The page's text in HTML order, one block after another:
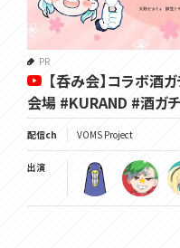
----------
VOMS公式切り抜き再生リスト
https://www.youtube.com/
TR3Qdbc5evf086
VOMS切り抜き動画タグ：
----------
GYARI（VOMSスタッフ）
Youtube：https://
Twitter：https://twitter.com/
Web：http://www.gyari.com/
VOMS Project
PR
【呑み会】コラボ
会場 #KURAND #酒
配信ch VOMS Project
出演